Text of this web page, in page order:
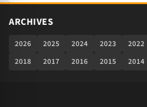
ARCHIVES
2026 2025 2024 2023 2022
2018
2017 2016 2015 2014